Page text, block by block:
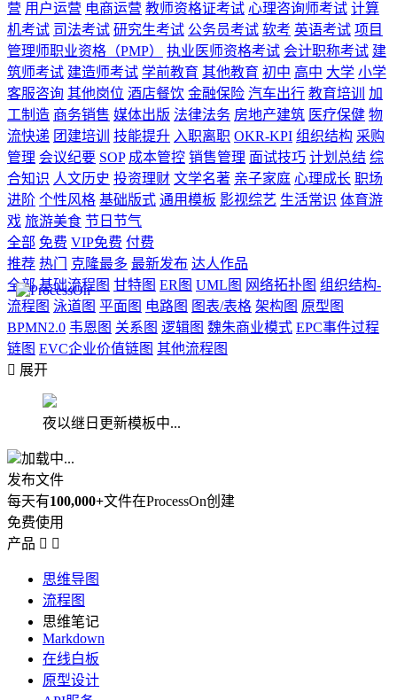
营 用户运营 电商运营 教师资格证考试 心理咨询师考试 计算
机考试 司法考试 研究生考试 公务员考试 软考 英语考试 项目
管理师职业资格（PMP）
执业医师资格考试 会计职称考试 建
筑师考试 建造师考试 学前教育 其他教育 初中 高中 大学 小学
客服咨询 其他岗位 酒店餐饮 金融保险 汽车出行 教育培训
加
工制造 商务销售 媒体出版 法律法务 房地产建筑 医疗保健 物
流快递 团建培训 技能提升 入职离职 OKR-KPI 组织结构 采购
管理 会议纪要 SOP 成本管控 销售管理 面试技巧 计划总结 综
合知识 人文历史 投资理财 文学名著 亲子家庭 心理成长 职场
进阶 个性风格 基础版式 通用模板 影视综艺 生活常识 体育游
戏 旅游美食 节日节气
全部 免费 VIP免费 付费
推荐 热门 克隆最多 最新发布 达人作品
全部 基础流程图 甘特图 ER图 UML图 网络拓扑图 组织结构-
流程图 泳道图 平面图 电路图 图表/表格 架构图 原型图
BPMN2.0 韦恩图 关系图 逻辑图 魏朱商业模式 EPC事件过程
链图 EVC企业价值链图 其他流程图
 展开
夜以继日更新模板中...
加载中...
发布文件
每天有100,000+文件在ProcessOn创建
免费使用
产品  
思维导图
流程图
思维笔记
Markdown
在线白板
原型设计